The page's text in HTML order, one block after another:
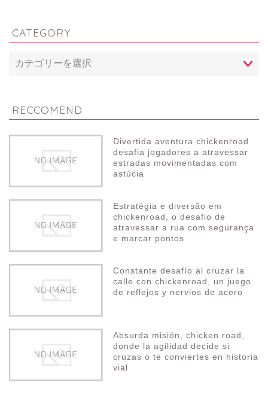
CATEGORY
RECCOMEND
Divertida aventura chickenroad
desafia jogadores a atravessar
estradas movimentadas com
astúcia
Estratégia e diversão em
chickenroad, o desafio de
atravessar a rua com segurança
e marcar pontos
Constante desafío al cruzar la
calle con chickenroad, un juego
de reflejos y nervios de acero
Absurda misión, chicken road,
donde la agilidad decide si
cruzas o te conviertes en historia
vial